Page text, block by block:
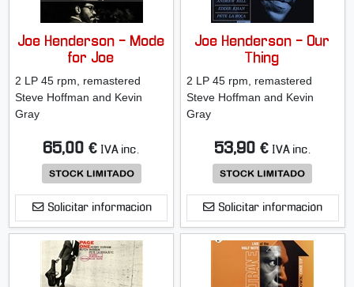
Joe Henderson - Mode
for Joe
2 LP 45 rpm, remastered
Steve Hoffman and Kevin
Gray
65,00 € IVA inc.
Solicitar información
Joe Henderson - Our
Thing
2 LP 45 rpm, remastered
Steve Hoffman and Kevin
Gray
53,90 € IVA inc.
Solicitar información